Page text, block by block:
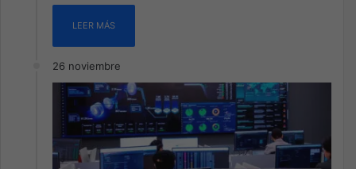
LEER MÁS
26 noviembre